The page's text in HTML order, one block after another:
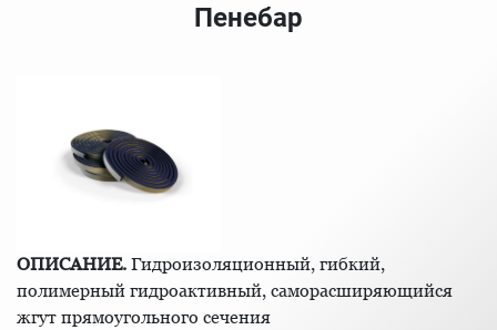
Пенебар
ОПИСАНИЕ. Гидроизоляционный, гибкий,
полимерный гидроактивный, саморасширяющийся
жгут прямоугольного сечения